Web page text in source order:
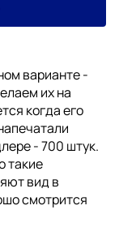
варианте -
их на
когда его
- 700 штук.
такие
вид в
смотрится